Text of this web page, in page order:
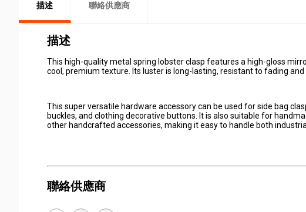
描述 聯絡供應商
描述
This high-quality metal spring lobster clasp features a high-gloss
cool, premium texture. Its luster is long-lasting, resistant to fading
This super versatile hardware accessory can be used for side bag
buckles, and clothing decorative buttons. It is also suitable for
other handcrafted accessories, making it easy to handle both
聯絡供應商